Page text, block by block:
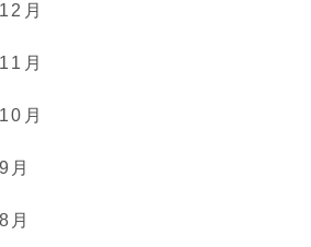
月
月
月
月
月